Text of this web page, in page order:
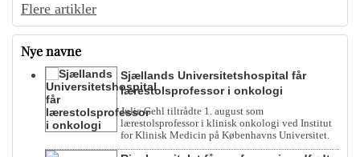
Flere artikler
Nye navne
Sjællands Universitetshospital får
lærestolsprofessor i onkologi
Julie Gehl tiltrådte 1. august som
lærestolsprofessor i klinisk onkologi ved Institut
for Klinisk Medicin på Københavns Universitet.